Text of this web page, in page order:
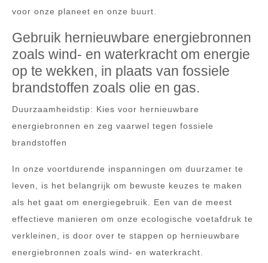
voor onze planeet en onze buurt.
Gebruik hernieuwbare energiebronnen
zoals wind- en waterkracht om energie
op te wekken, in plaats van fossiele
brandstoffen zoals olie en gas.
Duurzaamheidstip: Kies voor hernieuwbare
energiebronnen en zeg vaarwel tegen fossiele
brandstoffen
In onze voortdurende inspanningen om duurzamer te
leven, is het belangrijk om bewuste keuzes te maken
als het gaat om energiegebruik. Een van de meest
effectieve manieren om onze ecologische voetafdruk te
verkleinen, is door over te stappen op hernieuwbare
energiebronnen zoals wind- en waterkracht.